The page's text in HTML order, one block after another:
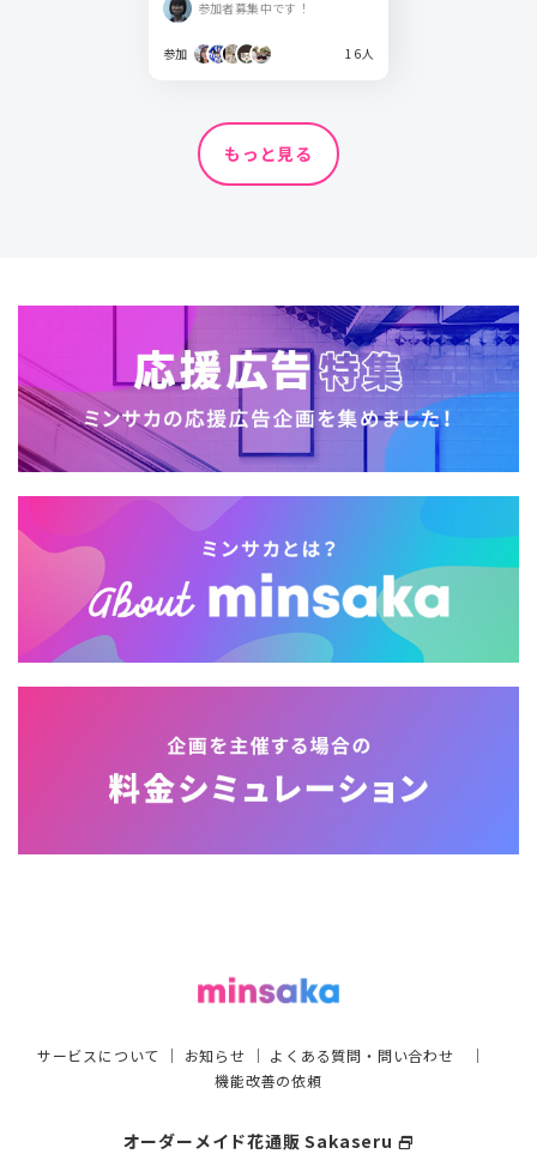
参加者募集中です！
参加 16人
もっと見る
サービスについて ｜ お知らせ ｜ よくある質問・問い合わせ ｜
機能改善の依頼
オーダーメイド花通販 Sakaseru select_window